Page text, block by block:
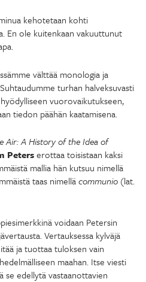
kehotetaan kohti
En ole kuitenkaan vakuuttunut
välttää monologia ja
turhan halveksuvasti
vuorovaikutukseen,
tiedon päähän kaatamisena.
Air: A History of the Idea of
Peterserottaa toisistaan kaksi
mallia hän kutsuu nimellä
taas nimelläcommunio (lat.
voidaan Petersin
Vertauksessa kylväjä
ja tuottaa tuloksen vain
maahan. Itse viesti
se edellytä vastaanottavien